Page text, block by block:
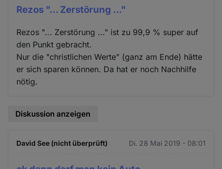
Rezos "... Zerstörung ..."
Rezos "... Zerstörung ..." ist zu 99,9 % super auf
den Punkt gebracht.
Nur die "christlichen Werte" (ganz am Ende) hätte
er sich sparen können. Da hat er noch Nachhilfe
nötig.
Diskussion anzeigen
David See (nicht überprüft) Di. 28 Mai 2019 - 08:01